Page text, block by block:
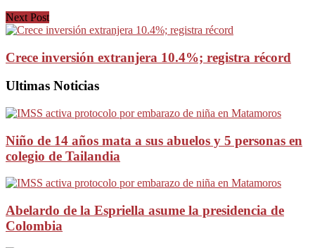
Next Post
Crece inversión extranjera 10.4%; registra récord
Ultimas Noticias
Niño de 14 años mata a sus abuelos y 5 personas en
colegio de Tailandia
Abelardo de la Espriella asume la presidencia de
Colombia